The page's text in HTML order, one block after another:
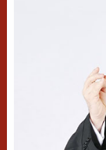
pe
luptătorul